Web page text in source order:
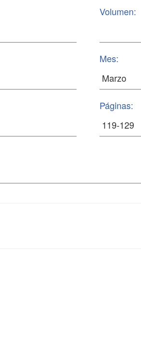
Volumen:
Mes:
Páginas: